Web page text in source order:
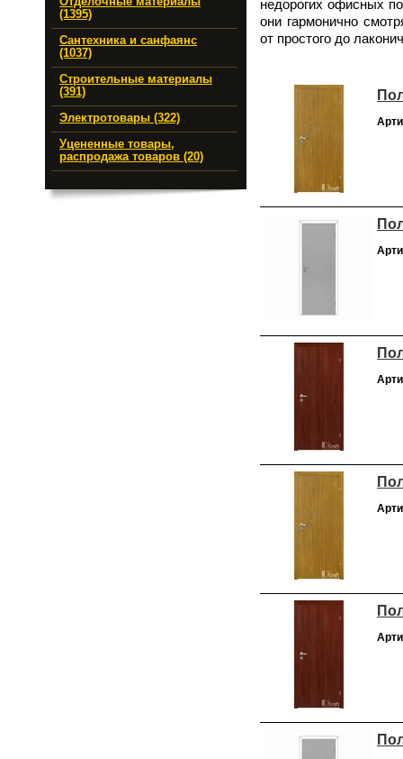
(1395)
Сантехника и санфаянс
(1037)
Строительные материалы
(391)
Электротовары (322)
Уцененные товары,
распродажа товаров (20)
недорогих офисных
они гармонично
от простого до